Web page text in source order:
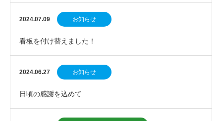
2024.07.09 お知らせ
看板を付け替えました！
2024.06.27 お知らせ
日頃の感謝を込めて